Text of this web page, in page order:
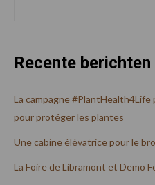
Recente berichten
La campagne
pour protéger les plantes
Une cabine élévatrice pour le
La Foire de Libramont et Demo